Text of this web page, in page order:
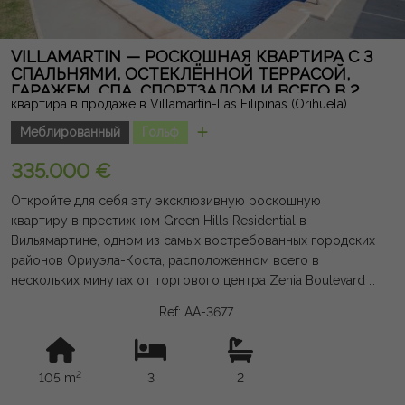
из самых востребованных районов Ориуэла Коста.
Юридическая примечание: сборы и налоги не включены.
Предоставленная информация носит показательную и не
имеет юридической силы, и может содержать ошибки.
VILLAMARTIN — РОСКОШНАЯ КВАРТИРА С 3
СПАЛЬНЯМИ, ОСТЕКЛЁННОЙ ТЕРРАСОЙ,
ГАРАЖЕМ, СПА, СПОРТЗАЛОМ И ВСЕГО В 2
КМ ОТ МОРЯ
квартира в продаже в Villamartín-Las Filipinas (Orihuela)
Меблированный
Гольф
335.000 €
Откройте для себя эту эксклюзивную роскошную
квартиру в престижном Green Hills Residential в
Вильямартине, одном из самых востребованных городских
районов Ориуэла-Коста, расположенном всего в
нескольких минутах от торгового центра Zenia Boulevard и
лифтом, этот великолепный дом выделяется своей
отличной ориентацией на юго-запад, что гарантирует
отличный свет круглый год. В нём есть 3 большие спальни,
2 полноценные ванные комнаты (одна из них с собственной
Ref: AA-3677
105 m2 3 2